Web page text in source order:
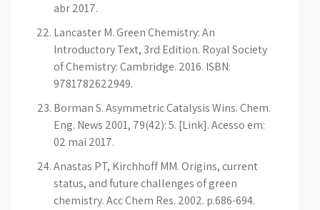
abr 2017.
Lancaster M. Green Chemistry: An
Introductory Text, 3rd Edition. Royal Society
of Chemistry: Cambridge. 2016. ISBN:
9781782622949.
Borman S. Asymmetric Catalysis Wins. Chem.
Eng. News 2001, 79(42): 5. [Link]. Acesso em:
02 mai 2017.
Anastas PT, Kirchhoff MM. Origins, current
status, and future challenges of green
chemistry. Acc Chem Res. 2002. p.686-694.